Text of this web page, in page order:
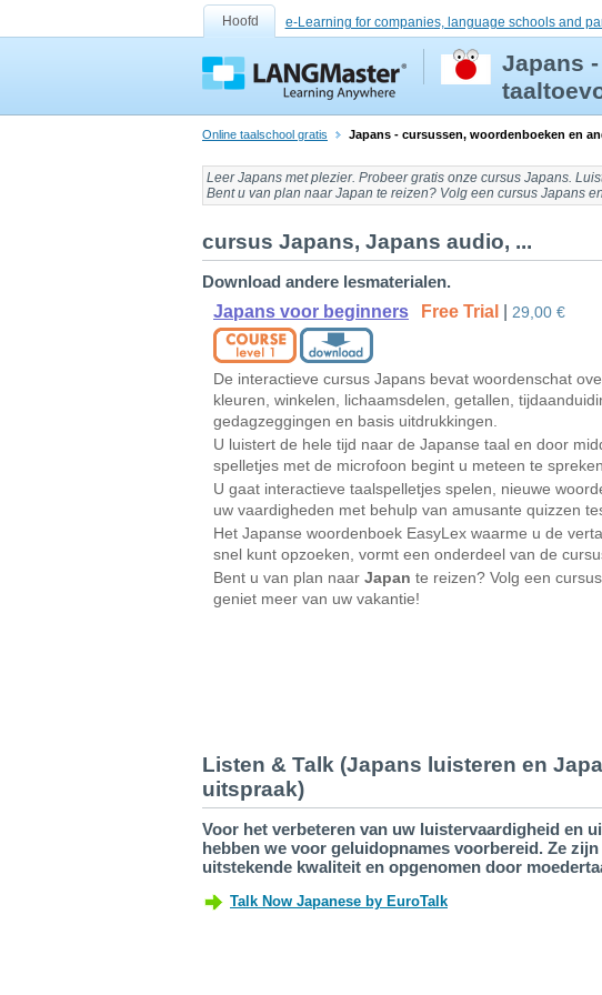
Hoofd e-Learning for companies, language schools and
Japans
Online taalschool gratis Japans - cursussen, woordenboeken en
Leer Japans met plezier. Probeer gratis onze cursus Japans.
Bent u van plan naarJapan te reizen? Volg een cursus Japans
cursus Japans, Japans audio, ...
Download andere lesmaterialen.
Japans voor beginners
Free Trial 29,00 €
De interactieve cursus Japans bevat woordenschat
kleuren, winkelen, lichaamsdelen, getallen,
gedagzeggingen en basis uitdrukkingen.
U luistert de hele tijd naar de Japanse taal en door
spelletjes met de microfoon begint u meteen te spreken.
U gaat interactieve taalspelletjes spelen, nieuwe
uw vaardigheden met behulp van amusante quizzen
Het Japanse woordenboek EasyLex waarme u de
snel kunt opzoeken, vormt een onderdeel van de
Bent u van plan naar Japan te reizen? Volg een
geniet meer van uw vakantie!
Listen & Talk (Japans luisteren en
uitspraak)
Voor het verbeteren van uw luistervaardigheid en
hebben we voor geluidopnames voorbereid. Ze zijn
uitstekende kwaliteit en opgenomen door